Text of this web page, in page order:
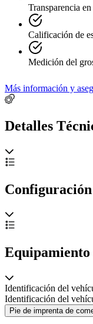
Transparencia
Calificación de
Medición del
Más información y
Detalles
Identificación del
Identificación del
Pie de imprenta de